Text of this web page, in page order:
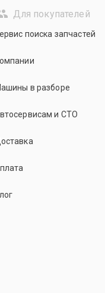
Для покупателей
поиска запчастей
в разборе
и СТО